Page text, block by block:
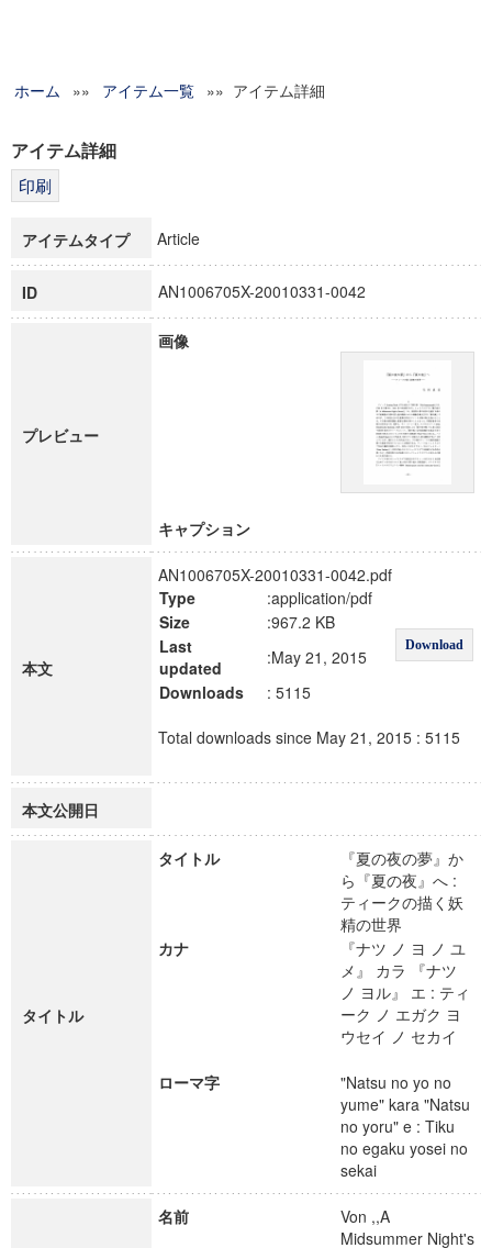
グローバルリサーチインスティテュート
科学研究費補助金研究成果報告書
博士課程教育リーディングプログラム「超成熟社会発展のサ
ホーム »» アイテム一覧 »» アイテム詳細
アイテム詳細
アイテムタイプ Article
ID AN1006705X-20010331-0042
プレビュー
画像
キャプション
本文
AN1006705X-20010331-0042.pdf
Type
:application/pdf
Download
Size
:967.2 KB
Last
updated
:May 21, 2015
Downloads
: 5115
Total downloads since May 21, 2015 : 5115
本文公開日
タイトル
タイトル
『夏の夜の夢』か
ら『夏の夜』へ :
ティークの描く妖
精の世界
カナ
『ナツ ノ ヨ ノ ユ
メ』 カラ 『ナツ
ノ ヨル』 エ : ティ
ーク ノ エガク ヨ
ウセイ ノ セカイ
ローマ字
"Natsu no yo no
yume" kara "Natsu
no yoru" e : Tiku
no egaku yosei no
sekai
名前
Von ,,A
Midsummer Night's